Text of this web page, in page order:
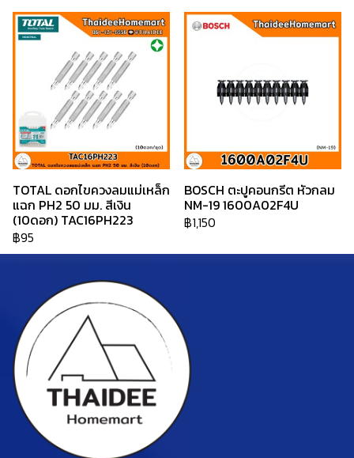
TOTAL ดอกไขควงลมแม่เหล็ก
แฉก PH2 50 มม. สีเงิน
(10ดอก) TAC16PH223
฿95
BOSCH ตะปูคอนกรีต หัวกลม
NM-19 1600A02F4U
฿1,150